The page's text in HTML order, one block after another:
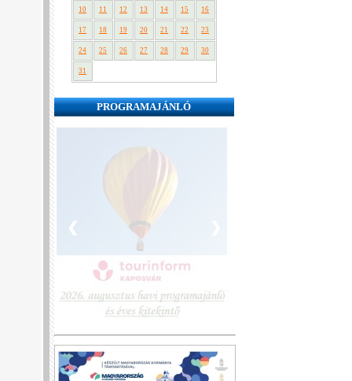
10 11 12 13 14 15 16
17 18 19 20 21 22 23
24 25 26 27 28 29 30
31
PROGRAMAJÁNLÓ
❮